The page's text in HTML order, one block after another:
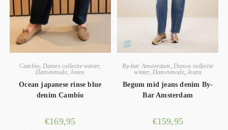
Cambio, Dames collectie winter,
Damesmode,Jeans
Ocean japanese rinse blue
denim Cambio
€169,95
By-bar Amsterdam ,Dames collectie
winter, Damesmode,Jeans
Begum mid jeans denim By-
Bar Amsterdam
€159,95